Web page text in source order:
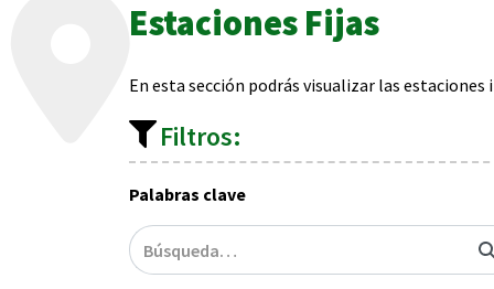
Estaciones Fijas
En esta sección podrás visualizar las
Filtros:
Palabras clave